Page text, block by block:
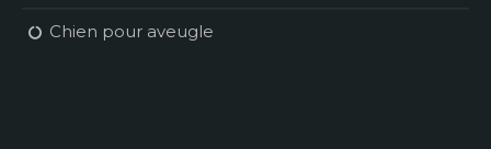
Chien pour aveugle